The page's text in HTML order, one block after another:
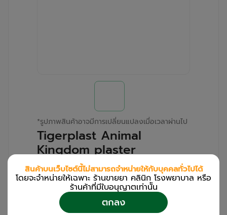
*รูปภาพสินค้าอาจมีการเปลี่ยนแปลงเมื่อเวลาผ่านไป
Tigerplast Animal
Kingdom plaster
PHARMACARE
(Box/10s/8s)
สำหรับลูกค้าเฉพาะร้านขายยา คลินิก และโรง
พยาบาล
สินค้าบนเว็บไซต์นี้ไม่สามารถจำหน่ายให้กับบุคคลทั่วไปได้
โดยจะจำหน่ายให้เฉพาะ ร้านขายยา คลินิก โรงพยาบาล หรือ
ร้านค้าที่มีใบอนุญาตเท่านััน
ตกลง